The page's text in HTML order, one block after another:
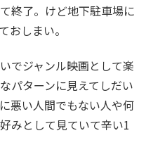
終了。けど地下駐車場に
おしまい。
でジャンル映画として楽
パターンに見えてしだい
悪い人間でもない人や何
みとして見ていて辛い1